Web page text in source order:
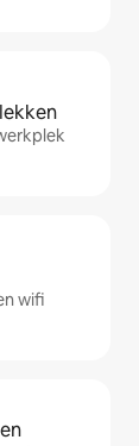
wifi